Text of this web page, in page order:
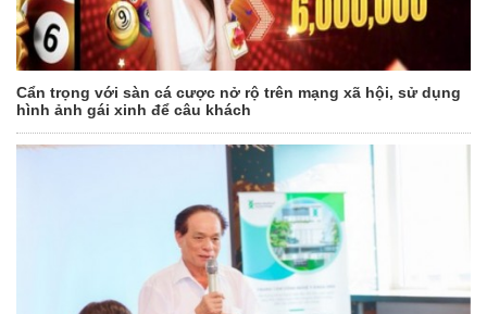
Cẩn trọng với sàn cá cược nở rộ trên mạng xã hội, sử dụng
hình ảnh gái xinh để câu khách